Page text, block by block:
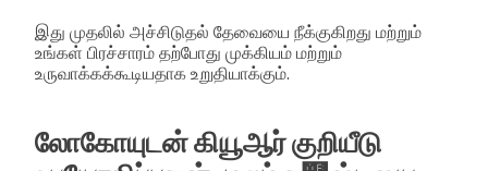
இது முதலில் அச்சிடுதல் தேவையை நீக்குகிறது மற்றும்
உங்கள் பிரச்சாரம் தற்போது முக்கியம் மற்றும்
உருவாக்கக்கூடியதாக உறுதியாக்கும்.
லோகோயுடன் கியூஆர் குறியீடு